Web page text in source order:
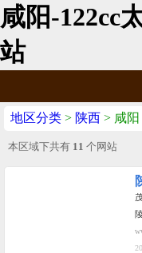
咸阳-122cc
站
地区分类 > 陕西 > 咸阳
本区域下共有 11 个网站